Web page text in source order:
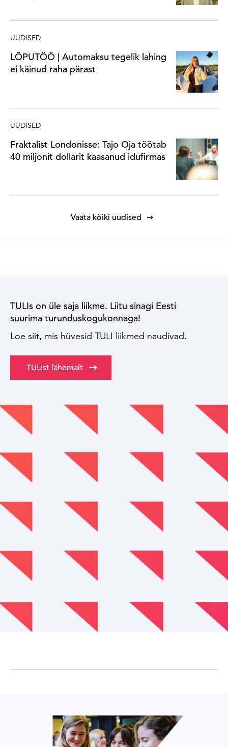
UUDISED
LÕPUTÖÖ | Automaksu tegelik lahing
ei käinud raha pärast
UUDISED
Fraktalist Londonisse: Tajo Oja töötab
40 miljonit dollarit kaasanud idufirmas
Vaata kõiki uudised
TULIs on üle saja liikme. Liitu sinagi Eesti
suurima turunduskogukonnaga!
Loe siit, mis hüvesid TULI liikmed naudivad.
TULIst lähemalt